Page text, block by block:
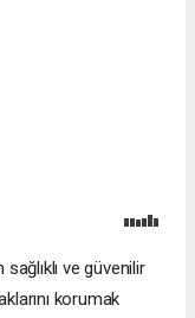
ve güvenilir
korumak